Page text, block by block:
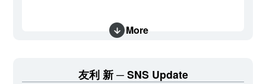
More
友利 新 SNS Update